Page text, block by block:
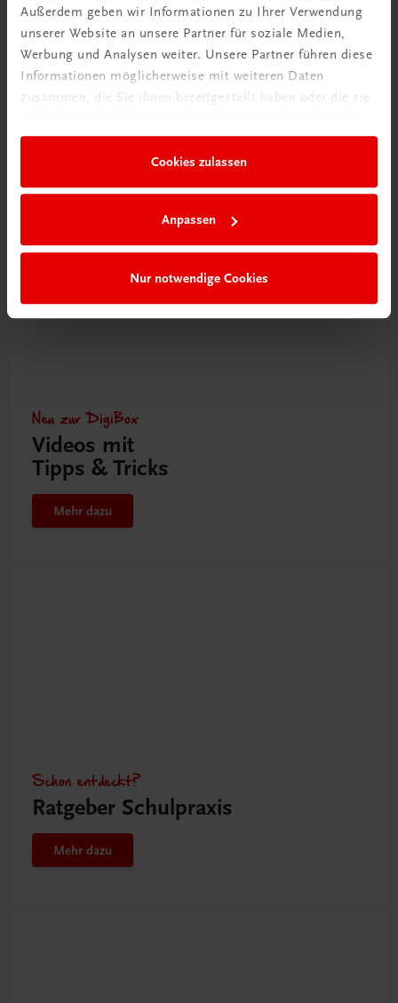
Außerdem geben wir Informationen zu Ihrer Verwendung
unserer Website an unsere Partner für soziale Medien,
Werbung und Analysen weiter. Unsere Partner führen diese
Informationen möglicherweise mit weiteren Daten
zusammen, die Sie ihnen bereitgestellt haben oder die sie
Cookies zulassen
Anpassen
Nur notwendige Cookies
Rabattcode erhalten
Newsletter abonnieren
Neu zur DigiBox
Videos mit
Tipps & Tricks
Mehr dazu
Schon entdeckt?
Ratgeber Schulpraxis
Mehr dazu